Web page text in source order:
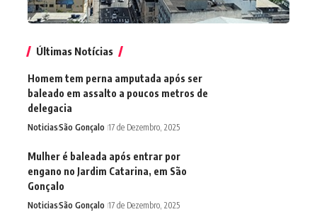
Últimas Notícias
Homem tem perna amputada após ser
baleado em assalto a poucos metros de
delegacia
NoticiasSão Gonçalo 17 de Dezembro, 2025
Mulher é baleada após entrar por
engano no Jardim Catarina, em São
Gonçalo
NoticiasSão Gonçalo 17 de Dezembro, 2025